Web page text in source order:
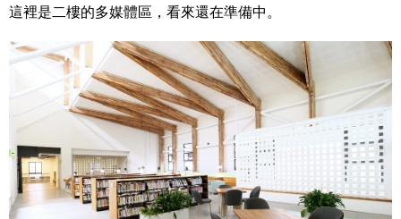
這裡是二樓的多媒體區，看來還在準備中。